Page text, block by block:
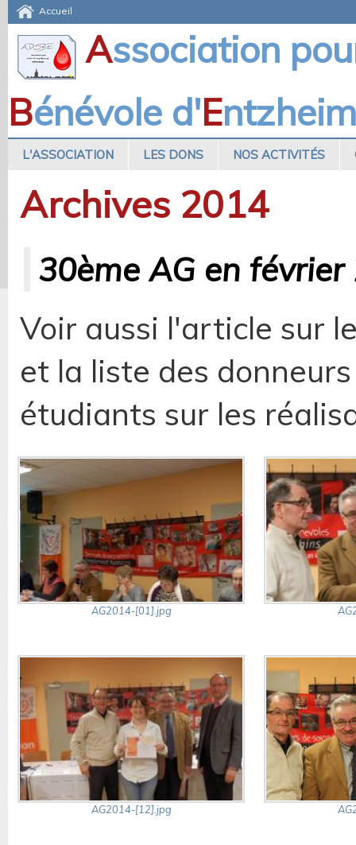
Accueil
Association
Bénévole d'Entzheim
L'ASSOCIATION LES DONS NOS ACTIVITÉS
Archives 2014
30ème AG en février
Voir aussi l'article sur
et la liste des
étudiants sur les
AG2014-[01].jpg
AG2014-[12].jpg